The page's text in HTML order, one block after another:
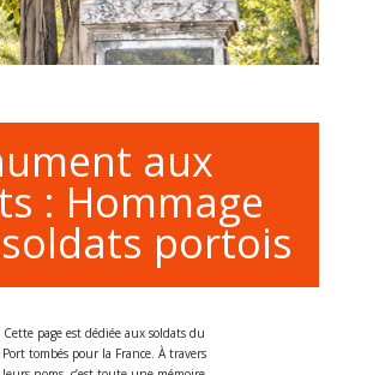
aux
: Hommage
portois
Cette page est dédiée aux soldats du
Port tombés pour la France. À travers